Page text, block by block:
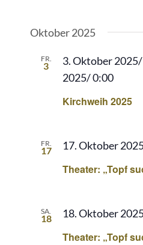
Oktober 2025
FR.
3
Kirchweih 2025
3. Oktober
2025/ 0:00
FR.
17
Theater: „Topf
17. Oktober
SA.
18
Theater: „Topf
18. Oktober